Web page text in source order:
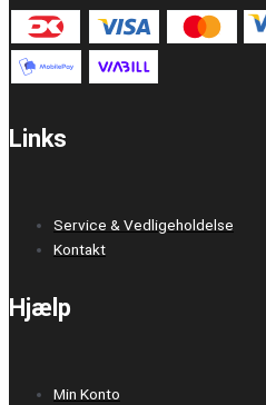
Links
Service & Vedligeholdelse
Kontakt
Hjælp
Min Konto